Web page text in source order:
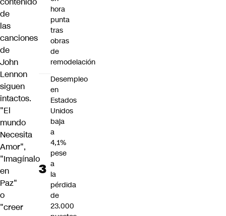
de
las
canciones
de
John
Lennon
siguen
intactos.
"El
mundo
Necesita
Amor",
"Imagínalo
en
Paz"
o
"creer
hora
punta
tras
obras
de
remodelación
Desempleo
en
Estados
Unidos
baja
a
4,1%
pese
a
la
pérdida
de
23.000